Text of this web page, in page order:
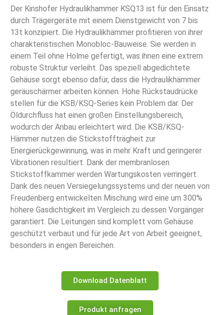
Der Kinshofer Hydraulikhammer KSQ13 ist für den Einsatz
durch Trägergeräte mit einem Dienstgewicht von 7 bis
13t konzipiert. Die Hydraulikhämmer profitieren von ihrer
charakteristischen Monobloc-Bauweise. Sie werden in
einem Teil ohne Holme gefertigt, was ihnen eine extrem
robuste Struktur verleiht. Das speziell abgedichtete
Gehäuse sorgt ebenso dafür, dass die Hydraulikhämmer
geräuschärmer arbeiten können. Hohe Rückstaudrücke
stellen für die KSB/KSQ-Series kein Problem dar. Der
Öldurchfluss hat einen großen Einstellungsbereich,
wodurch der Anbau erleichtert wird. Die KSB/KSQ-
Hämmer nutzen die Stickstoffträgheit zur
Energierückgewinnung, was in mehr Kraft und geringerer
Vibrationen resultiert. Dank der membranlosen
Stickstoffkammer werden Wartungskosten verringert.
Dank des neuen Versiegelungssystems und der neuen von
Freudenberg entwickelten Mischung wird eine um 300%
höhere Gasdichtigkeit im Vergleich zu dessen Vorgänger
garantiert. Die Leitungen sind komplett vom Gehäuse
geschützt verbaut und für jede Art von Arbeit geeignet,
besonders in engen Bereichen.
Download Datenblatt
Produkt anfragen